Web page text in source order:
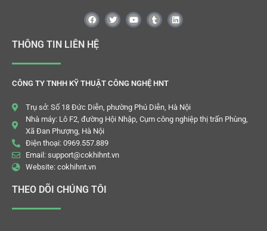
THÔNG TIN LIÊN HỆ
CÔNG TY TNHH KỸ THUẬT CÔNG NGHỆ HNT
Trụ sở: Số 18 Đức Diễn, phường Phú Diễn, Hà Nội
Nhà máy: Lô F2, đường Hội Nhập, Cụm công nghiệp thị trấn Phùng,
Xã Đan Phượng, Hà Nội
Điện thoại: 0969.557.889
Email: support@cokhihnt.vn
Website: cokhihnt.vn
THEO DÕI CHÚNG TÔI